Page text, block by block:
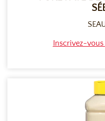
Inscrivez-